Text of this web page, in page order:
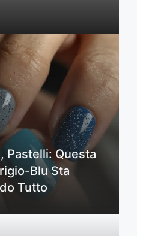
Pastelli: Questa
Blu Sta
Tutto